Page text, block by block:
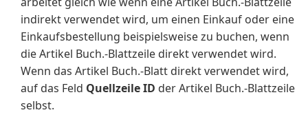
indirekt verwendet wird, um einen Einkauf oder eine
Einkaufsbestellung beispielsweise zu buchen, wenn
die Artikel Buch.-Blattzeile direkt verwendet wird.
Wenn das Artikel Buch.-Blatt direkt verwendet wird,
auf das Feld Quellzeile ID der Artikel Buch.-Blattzeile
selbst.